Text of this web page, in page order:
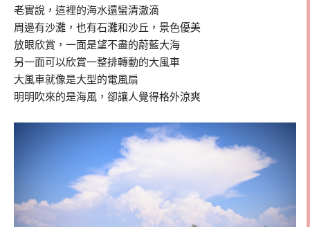
老實說，這裡的海水還蠻清澈滴
周邊有沙灘，也有石灘和沙丘，景色優美
放眼欣賞，一面是望不盡的蔚藍大海
另一面可以欣賞一整排轉動的大風車
大風車就像是大型的電風扇
明明吹來的是海風，卻讓人覺得格外涼爽